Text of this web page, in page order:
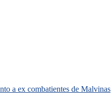
a ex combatientes de Malvinas